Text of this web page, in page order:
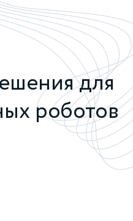
для
роботов